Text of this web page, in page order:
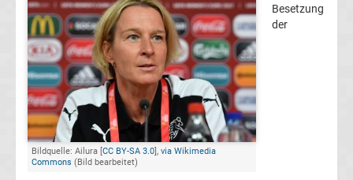
Fußballer
des
Jahres
Alle
Confed
Bildquelle: Ailura [CC BY-SA 3.0], via Wikimedia
Commons (Bild bearbeitet)
Besetzung
der